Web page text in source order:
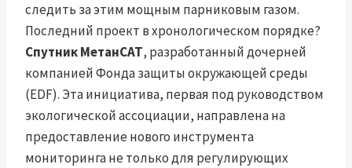
следить за этим мощным парниковым газом.
Последний проект в хронологическом порядке?
Спутник МетанСАТ, разработанный дочерней
компанией Фонда защиты окружающей среды
(EDF). Эта инициатива, первая под руководством
экологической ассоциации, направлена ​​на
предоставление нового инструмента
мониторинга не только для регулирующих